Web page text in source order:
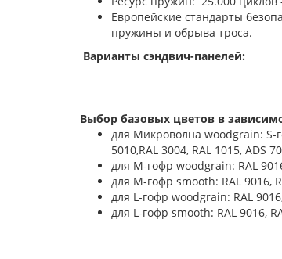
Европейские стандарты
пружины и обрыва троса.
Варианты сэндвич-панелей:
Выбор базовых цветов в
для Микроволна woodgrain: S-
5010,RAL 3004, RAL 1015, ADS
для М-гофр woodgrain: RAL
для М-гофр smooth: RAL 9016,
для L-гофр woodgrain: RAL
для L-гофр smooth: RAL 9016,